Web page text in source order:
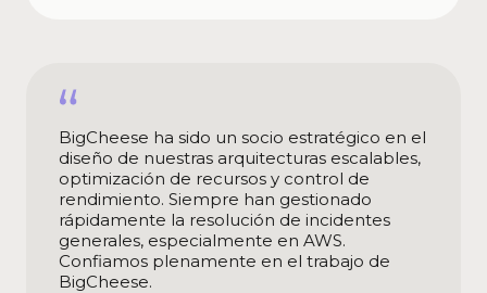
BigCheese ha sido un socio estratégico en el
diseño de nuestras arquitecturas escalables,
optimización de recursos y control de
rendimiento. Siempre han gestionado
rápidamente la resolución de incidentes
generales, especialmente en AWS.
Confiamos plenamente en el trabajo de
BigCheese.